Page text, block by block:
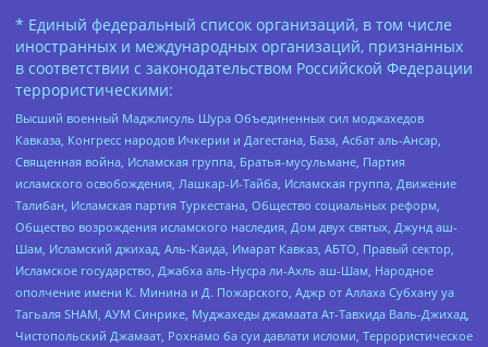
* Единый федеральный список организаций, в том числе
иностранных и международных организаций, признанных
в соответствии с законодательством Российской Федерации
террористическими:
Высший военный Маджлисуль Шура Объединенных сил моджахедов
Кавказа, Конгресс народов Ичкерии и Дагестана, База, Асбат аль-Ансар,
Священная война, Исламская группа, Братья-мусульмане, Партия
исламского освобождения, Лашкар-И-Тайба, Исламская группа, Движение
Талибан, Исламская партия Туркестана, Общество социальных реформ,
Общество возрождения исламского наследия, Дом двух святых, Джунд аш-
Шам, Исламский джихад, Аль-Каида, Имарат Кавказ, АБТО, Правый сектор,
Исламское государство, Джабха аль-Нусра ли-Ахль аш-Шам, Народное
ополчение имени К. Минина и Д. Пожарского, Аджр от Аллаха Субхану уа
Тагьаля SHAM, АУМ Синрике, Муджахеды джамаата Ат-Тавхида Валь-Джихад,
Чистопольский Джамаат, Рохнамо ба суи давлати исломи, Террористическое